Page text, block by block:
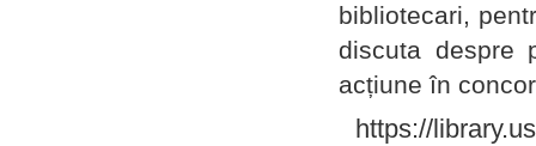
bibliotecari,
discuta despre
acțiune în
https://